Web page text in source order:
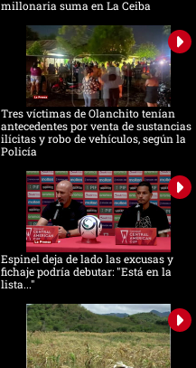
millonaria suma en La Ceiba
Tres víctimas de Olanchito tenían
antecedentes por venta de sustancias
ilícitas y robo de vehículos, según la
Policía
Espinel deja de lado las excusas y
fichaje podría debutar: "Está en la
lista..."